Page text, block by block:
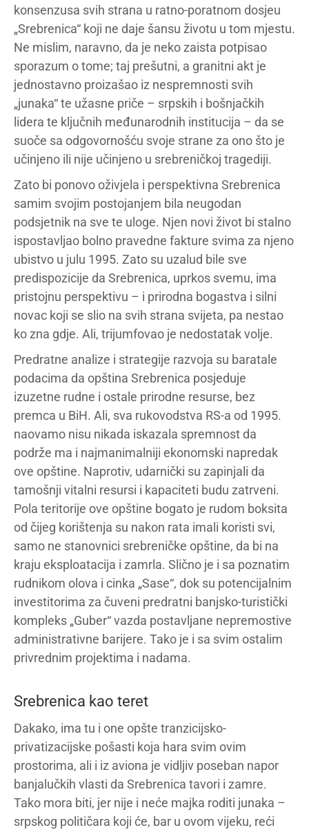
konsenzusa svih strana u ratno-poratnom dosjeu
„Srebrenica“ koji ne daje šansu životu u tom mjestu.
Ne mislim, naravno, da je neko zaista potpisao
sporazum o tome; taj prešutni, a granitni akt je
jednostavno proizašao iz nespremnosti svih
„junaka“ te užasne priče – srpskih i bošnjačkih
lidera te ključnih međunarodnih institucija – da se
suoče sa odgovornošću svoje strane za ono što je
učinjeno ili nije učinjeno u srebreničkoj tragediji.
Zato bi ponovo oživjela i perspektivna Srebrenica
samim svojim postojanjem bila neugodan
podsjetnik na sve te uloge. Njen novi život bi stalno
ispostavljao bolno pravedne fakture svima za njeno
ubistvo u julu 1995. Zato su uzalud bile sve
predispozicije da Srebrenica, uprkos svemu, ima
pristojnu perspektivu – i prirodna bogastva i silni
novac koji se slio na svih strana svijeta, pa nestao
ko zna gdje. Ali, trijumfovao je nedostatak volje.
Predratne analize i strategije razvoja su baratale
podacima da opština Srebrenica posjeduje
izuzetne rudne i ostale prirodne resurse, bez
premca u BiH. Ali, sva rukovodstva RS-a od 1995.
naovamo nisu nikada iskazala spremnost da
podrže ma i najmanimalniji ekonomski napredak
ove opštine. Naprotiv, udarnički su zapinjali da
tamošnji vitalni resursi i kapaciteti budu zatrveni.
Pola teritorije ove opštine bogato je rudom boksita
od čijeg korištenja su nakon rata imali koristi svi,
samo ne stanovnici srebreničke opštine, da bi na
kraju eksploatacija i zamrla. Slično je i sa poznatim
rudnikom olova i cinka „Sase“, dok su potencijalnim
investitorima za čuveni predratni banjsko-turistički
kompleks „Guber“ vazda postavljane nepremostive
administrativne barijere. Tako je i sa svim ostalim
privrednim projektima i nadama.
Srebrenica kao teret
Dakako, ima tu i one opšte tranzicijsko-
privatizacijske pošasti koja hara svim ovim
prostorima, ali i iz aviona je vidljiv poseban napor
banjalučkih vlasti da Srebrenica tavori i zamre.
Tako mora biti, jer nije i neće majka roditi junaka –
srpskog političara koji će, bar u ovom vijeku, reći